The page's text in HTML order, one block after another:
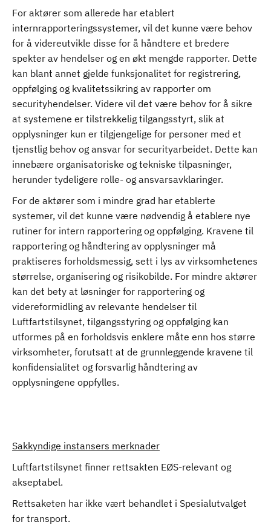
For aktører som allerede har etablert
internrapporteringssystemer, vil det kunne være behov
for å videreutvikle disse for å håndtere et bredere
spekter av hendelser og en økt mengde rapporter. Dette
kan blant annet gjelde funksjonalitet for registrering,
oppfølging og kvalitetssikring av rapporter om
securityhendelser. Videre vil det være behov for å sikre
at systemene er tilstrekkelig tilgangsstyrt, slik at
opplysninger kun er tilgjengelige for personer med et
tjenstlig behov og ansvar for securityarbeidet. Dette kan
innebære organisatoriske og tekniske tilpasninger,
herunder tydeligere rolle- og ansvarsavklaringer.
For de aktører som i mindre grad har etablerte
systemer, vil det kunne være nødvendig å etablere nye
rutiner for intern rapportering og oppfølging. Kravene til
rapportering og håndtering av opplysninger må
praktiseres forholdsmessig, sett i lys av virksomhetenes
størrelse, organisering og risikobilde. For mindre aktører
kan det bety at løsninger for rapportering og
videreformidling av relevante hendelser til
Luftfartstilsynet, tilgangsstyring og oppfølging kan
utformes på en forholdsvis enklere måte enn hos større
virksomheter, forutsatt at de grunnleggende kravene til
konfidensialitet og forsvarlig håndtering av
opplysningene oppfylles.
Sakkyndige instansers merknader
Luftfartstilsynet finner rettsakten EØS-relevant og
akseptabel.
Rettsaketen har ikke vært behandlet i Spesialutvalget
for transport.